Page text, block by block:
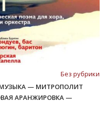
Без рубрики
МУЗЫКА — МИТРОПОЛИТ
АРАНЖИРОВКА —